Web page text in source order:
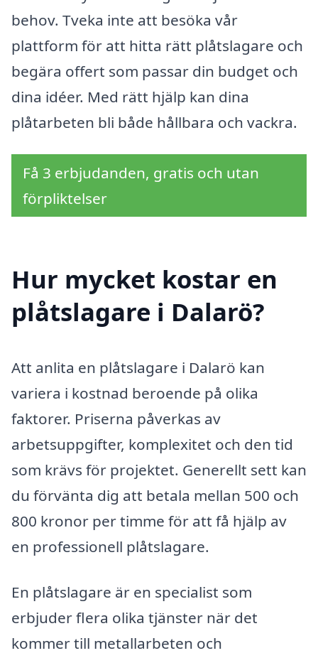
behov. Tveka inte att besöka vår
plattform för att hitta rätt plåtslagare och
begära offert som passar din budget och
dina idéer. Med rätt hjälp kan dina
plåtarbeten bli både hållbara och vackra.
Få 3 erbjudanden, gratis och utan
förpliktelser
Hur mycket kostar en
plåtslagare i Dalarö?
Att anlita en plåtslagare i Dalarö kan
variera i kostnad beroende på olika
faktorer. Priserna påverkas av
arbetsuppgifter, komplexitet och den tid
som krävs för projektet. Generellt sett kan
du förvänta dig att betala mellan 500 och
800 kronor per timme för att få hjälp av
en professionell plåtslagare.
En plåtslagare är en specialist som
erbjuder flera olika tjänster när det
kommer till metallarbeten och